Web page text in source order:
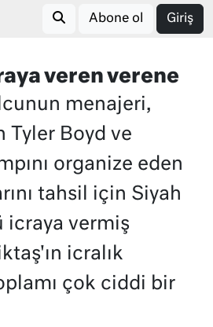
Abone ol Giriş
veren verene
menajeri,
Boyd ve
organize eden
tahsil için Siyah
icraya vermiş
icralık
çok ciddi bir